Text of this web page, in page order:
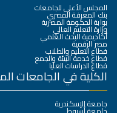
المجلس الأعلى للجامعات
بنك المعرفة المصري
بوابة الحكومة المصرية
وزارة التعليم العالي
أكاديمية البحث العلمي
مصر الرقمية
قطاع التعليم والطلاب
قطاع خدمة البيئة والجمع
قطاع الدراسات العليا
الكلية في الجامعات
جامعة الإسكندرية